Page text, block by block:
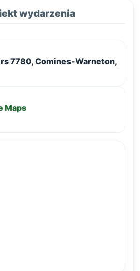
wydarzenia
7780, Comines-Warneton,
Maps